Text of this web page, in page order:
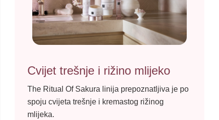
Cvijet trešnje i rižino mlijeko
The Ritual Of Sakura linija prepoznatljiva je po
spoju cvijeta trešnje i kremastog rižinog
mlijeka.